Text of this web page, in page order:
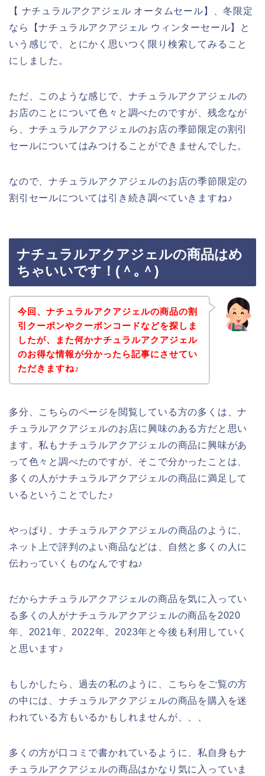
【 ナチュラルアクアジェル オータムセール】、冬限定
なら【ナチュラルアクアジェル ウィンターセール】と
いう感じで、とにかく思いつく限り検索してみること
にしました。
ただ、このような感じで、ナチュラルアクアジェルの
お店のことについて色々と調べたのですが、残念なが
ら、ナチュラルアクアジェルのお店の季節限定の割引
セールについてはみつけることができませんでした。
なので、ナチュラルアクアジェルのお店の季節限定の
割引セールについては引き続き調べていきますね♪
ナチュラルアクアジェルの商品はめ
ちゃいいです！(＾｡＾)
今回、ナチュラルアクアジェルの商品の割
引クーポンやクーポンコードなどを探しま
したが、また何かナチュラルアクアジェル
のお得な情報が分かったら記事にさせてい
ただきますね♪
多分、こちらのページを閲覧している方の多くは、ナ
チュラルアクアジェルのお店に興味のある方だと思い
ます。私もナチュラルアクアジェルの商品に興味があ
って色々と調べたのですが、そこで分かったことは、
多くの人がナチュラルアクアジェルの商品に満足して
いるということでした♪
やっぱり、ナチュラルアクアジェルの商品のように、
ネット上で評判のよい商品などは、自然と多くの人に
伝わっていくものなんですね♪
だからナチュラルアクアジェルの商品を気に入ってい
る多くの人がナチュラルアクアジェルの商品を2020
年、2021年、2022年、2023年と今後も利用していく
と思います♪
もしかしたら、過去の私のように、こちらをご覧の方
の中には、ナチュラルアクアジェルの商品を購入を迷
われている方もいるかもしれませんが、、、
多くの方が口コミで書かれているように、私自身もナ
チュラルアクアジェルの商品はかなり気に入っていま